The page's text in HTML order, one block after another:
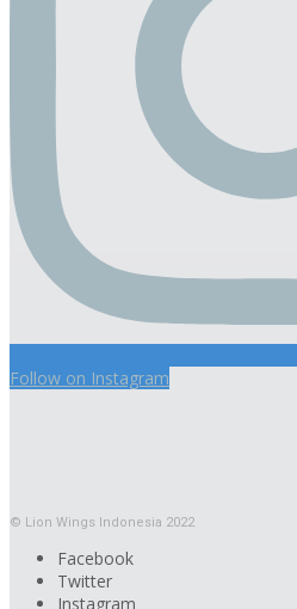
Follow on Instagram
© Lion Wings Indonesia 2022
Facebook
Twitter
Instagram